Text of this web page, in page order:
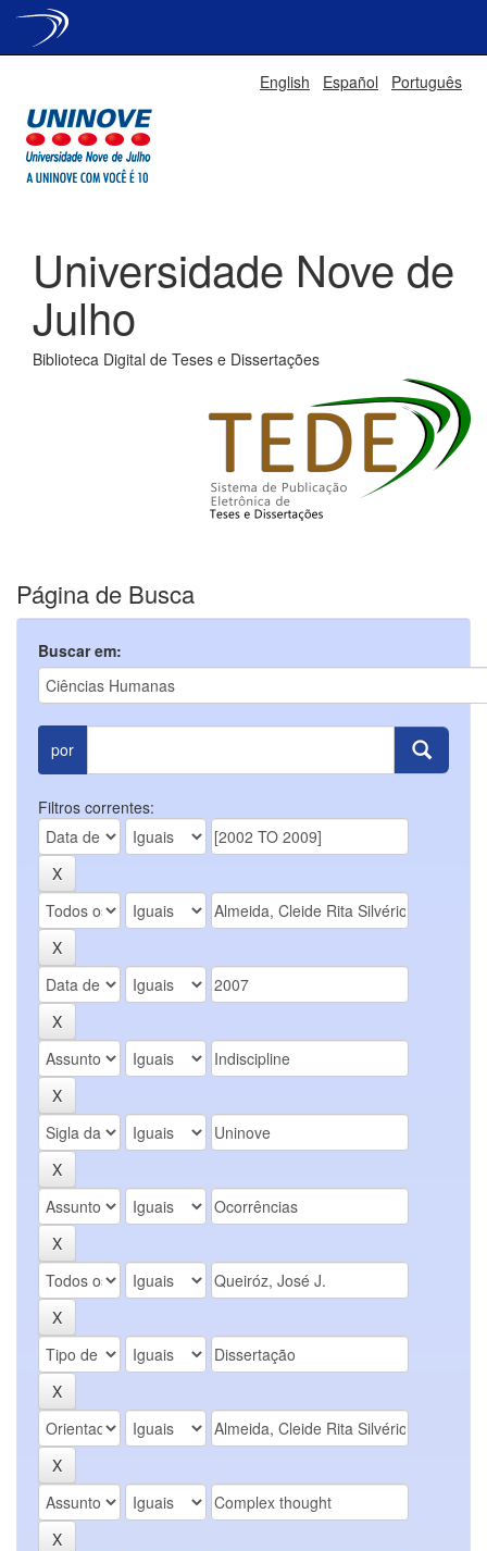
English Español Português
Universidade Nove de
Julho
Biblioteca Digital de Teses e Dissertações
Página de Busca
Buscar em:
por
Filtros correntes: